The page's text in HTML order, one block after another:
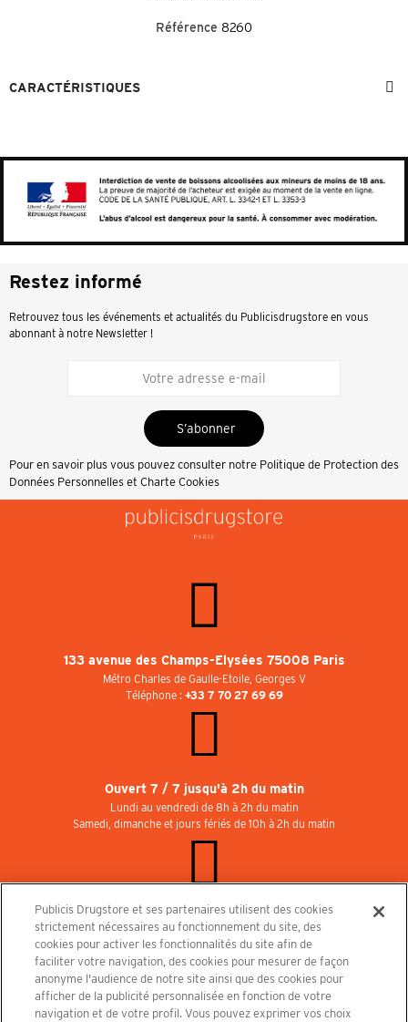
Référence 8260
CARACTÉRISTIQUES
Restez informé
Retrouvez tous les événements et actualités du Publicisdrugstore en vous
abonnant à notre Newsletter !
S’abonner
Pour en savoir plus vous pouvez consulter notre Politique de Protection des
Données Personnelles et Charte Cookies
133 avenue des Champs-Elysées 75008 Paris
Métro Charles de Gaulle-Etoile, Georges V
Téléphone : +33 7 70 27 69 69
Ouvert 7 / 7 jusqu'à 2h du matin
Lundi au vendredi de 8h à 2h du matin
Samedi, dimanche et jours fériés de 10h à 2h du matin
Rejoignez-nous au Publicisdrugstore !
Nous recrutons pour les boutiques, le restaurant et le cinéma. Contactez-nous :
recrutement@publicisdrugstore.com
Conditions générales de vente
Mentions légales
Politique de Protection des Données Personnelles et Charte
Publicis Drugstore et ses partenaires utilisent des cookies
strictement nécessaires au fonctionnement du site, des
cookies pour activer les fonctionnalités du site afin de
faciliter votre navigation, des cookies pour mesurer de façon
anonyme l'audience de notre site ainsi que des cookies pour
afficher de la publicité personnalisée en fonction de votre
navigation et de votre profil. Vous pouvez exprimer vos choix